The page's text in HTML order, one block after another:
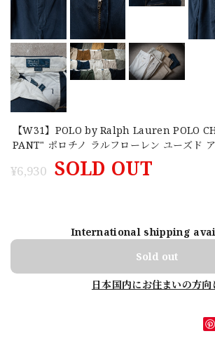
【W31】POLO by Ralph Lauren POLO
PANT" ポロチノ ラルフローレン ユーズド
¥6,930 SOLD OUT
International shipping
Sold out
日本国内にお住まいの方向